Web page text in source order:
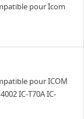
pour Icom
pour ICOM
IC-T70A IC-